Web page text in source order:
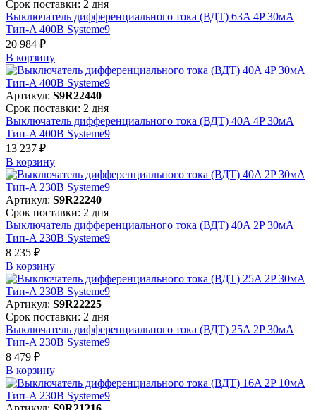
Срок поставки: 2 дня
Выключатель дифференциального тока (ВДТ) 63A 4P 30мА
Тип-A 400В Systeme9
20 984 ₽
В корзинy
Артикул: S9R22440
Срок поставки: 2 дня
Выключатель дифференциального тока (ВДТ) 40A 4P 30мА
Тип-A 400В Systeme9
13 237 ₽
В корзинy
Артикул: S9R22240
Срок поставки: 2 дня
Выключатель дифференциального тока (ВДТ) 40A 2P 30мА
Тип-A 230В Systeme9
8 235 ₽
В корзинy
Артикул: S9R22225
Срок поставки: 2 дня
Выключатель дифференциального тока (ВДТ) 25A 2P 30мА
Тип-A 230В Systeme9
8 479 ₽
В корзинy